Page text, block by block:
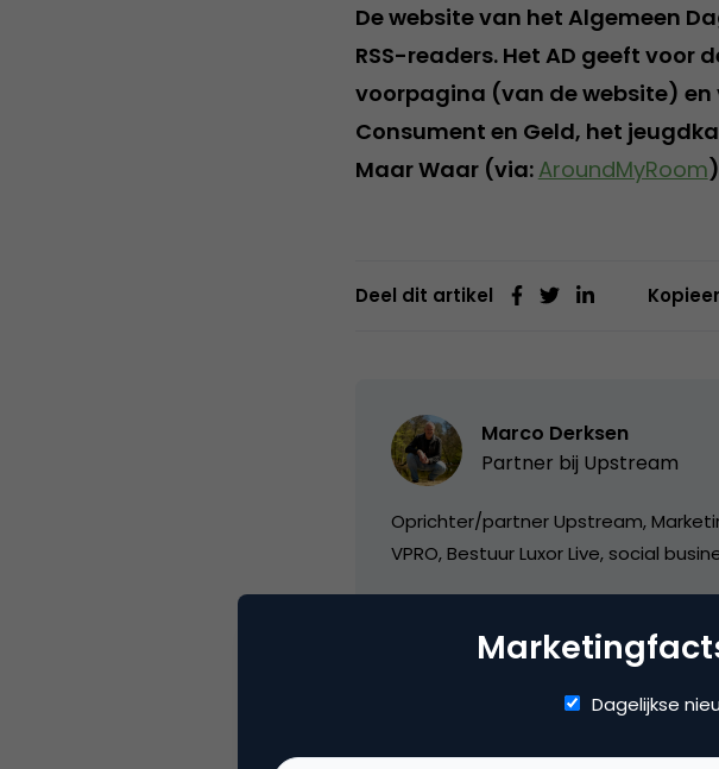
De website van het Algemeen
RSS-readers. Het AD geeft voor
voorpagina (van de website) en
Consument en Geld, het
Maar Waar (via: AroundMyRoom
Deel dit artikel
Marco Derksen
Partner bij Upstream
Oprichter/partner Upstream,
VPRO, Bestuur Luxor Live, social
Dagelijkse